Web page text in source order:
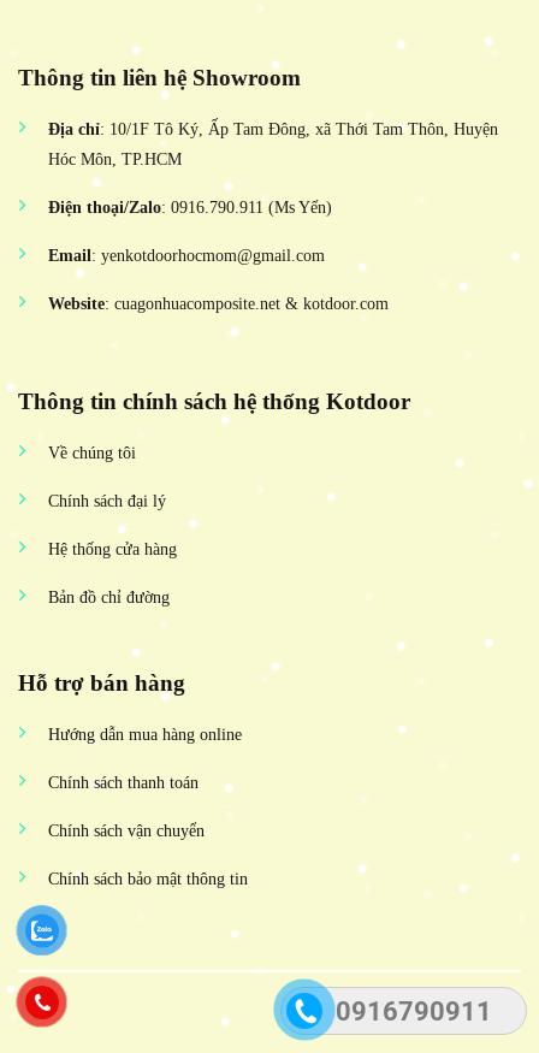
0916790911
Thông tin liên hệ Showroom
Địa chỉ: 10/1F Tô Ký, Ấp Tam Đông, xã Thới Tam Thôn, Huyện
Hóc Môn, TP.HCM
Điện thoại/Zalo: 0916.790.911 (Ms Yến)
Email: yenkotdoorhocmom@gmail.com
Website: cuagonhuacomposite.net & kotdoor.com
Thông tin chính sách hệ thống Kotdoor
Về chúng tôi
Chính sách đại lý
Hệ thống cửa hàng
Bản đồ chỉ đường
Hỗ trợ bán hàng
Hướng dẫn mua hàng online
Chính sách thanh toán
Chính sách vận chuyển
Chính sách bảo mật thông tin